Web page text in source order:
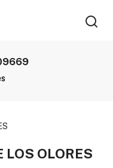
LOS OLORES